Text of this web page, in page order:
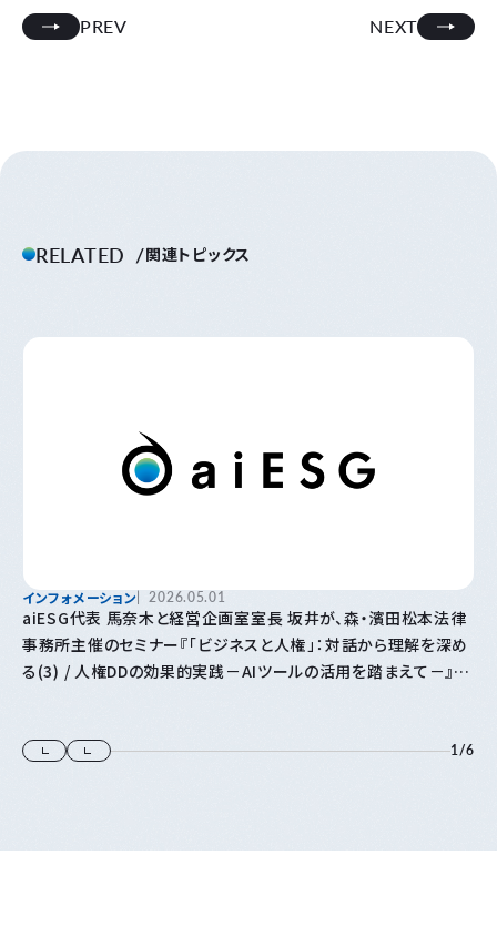
PREV NEXT
RELATED 関連トピックス
インフォメーション 2026.05.01
aiESG代表 馬奈木と経営企画室室長 坂井が、森・濱田松本法律
事務所主催のセミナー『「⁠ビジネスと人権⁠」⁠：対話から理解を深め
る(3) / 人権DDの効果的実践－AIツールの活用を踏まえて－』に
1/6